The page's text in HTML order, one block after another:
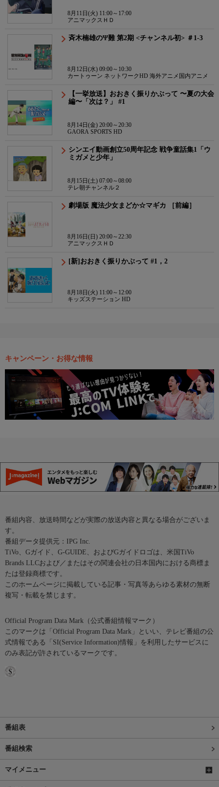
8月11日(火) 11:00～17:00
アニマックスＨＤ
斉木楠雄のΨ難 第2期 <チャンネル初> ＃1-3
8月12日(水) 09:00～10:30
カートゥーン ネットワークHD 海外アニメ国内アニメ
【一挙放送】おおきく振りかぶって 〜夏の大会
編〜「次は？」 #1
8月14日(金) 20:00～20:30
GAORA SPORTS HD
シンエイ動画創立50周年記念 戦争童話集1「ウ
ミガメと少年」
8月15日(土) 07:00～08:00
テレ朝チャンネル２
劇場版 魔法少女まどか☆マギカ ［前編］
8月16日(日) 20:00～22:30
アニマックスＨＤ
[新]おおきく振りかぶって #1，2
8月18日(火) 11:00～12:00
キッズステーション HD
キャンペーン・お得な情報
番組内容、放送時間などが実際の放送内容と異なる場合がございま
す。
番組データ提供元：IPG Inc.
TiVo、Gガイド、G-GUIDE、およびGガイドロゴは、米国TiVo
Brands LLCおよび／またはその関連会社の日本国内における商標ま
たは登録商標です。
このホームページに掲載している記事・写真等あらゆる素材の無断
複写・転載を禁じます。
Official Program Data Mark（公式番組情報マーク）
このマークは「Official Program Data Mark」といい、テレビ番組の公
式情報である「SI(Service Information)情報」を利用したサービスに
のみ表記が許されているマークです。
番組表
番組検索
マイメニュー